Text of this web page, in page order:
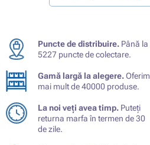
Puncte de distribuire. Până la
5227 puncte de colectare.
Gamă largă la alegere.Oferim
mai mult de 40000 produse.
La noi veți avea timp. Puteți
returna marfa în termen de 30
de zile.